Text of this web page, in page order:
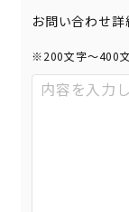
お問い合わせ詳
※200文字〜400